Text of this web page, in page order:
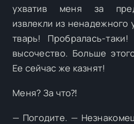
ухватив меня за
извлекли из
тварь! Пробралась-
высочество. Больше
Ее сейчас же казнят!
Меня? За что⁈
— Погодите. —